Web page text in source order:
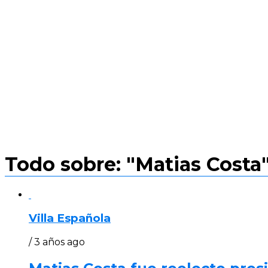
Todo sobre: "Matias
Villa Española
/ 3 años ago